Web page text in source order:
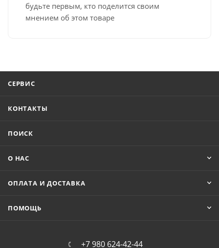
будьте первым, кто поделится своим
мнением об этом товаре
СЕРВИС
КОНТАКТЫ
ПОИСК
О НАС
ОПЛАТА И ДОСТАВКА
ПОМОЩЬ
+7 980 624-42-44